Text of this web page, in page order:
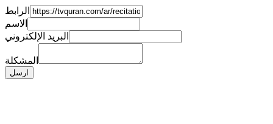
الرابط
الاسم
البريد الإلكتروني
المشكلة
ارسل